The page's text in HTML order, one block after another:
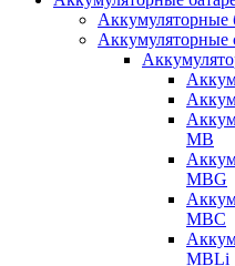
Аккумуляторные
Аккумуляторные
MB
MBG
MBC
MBLi